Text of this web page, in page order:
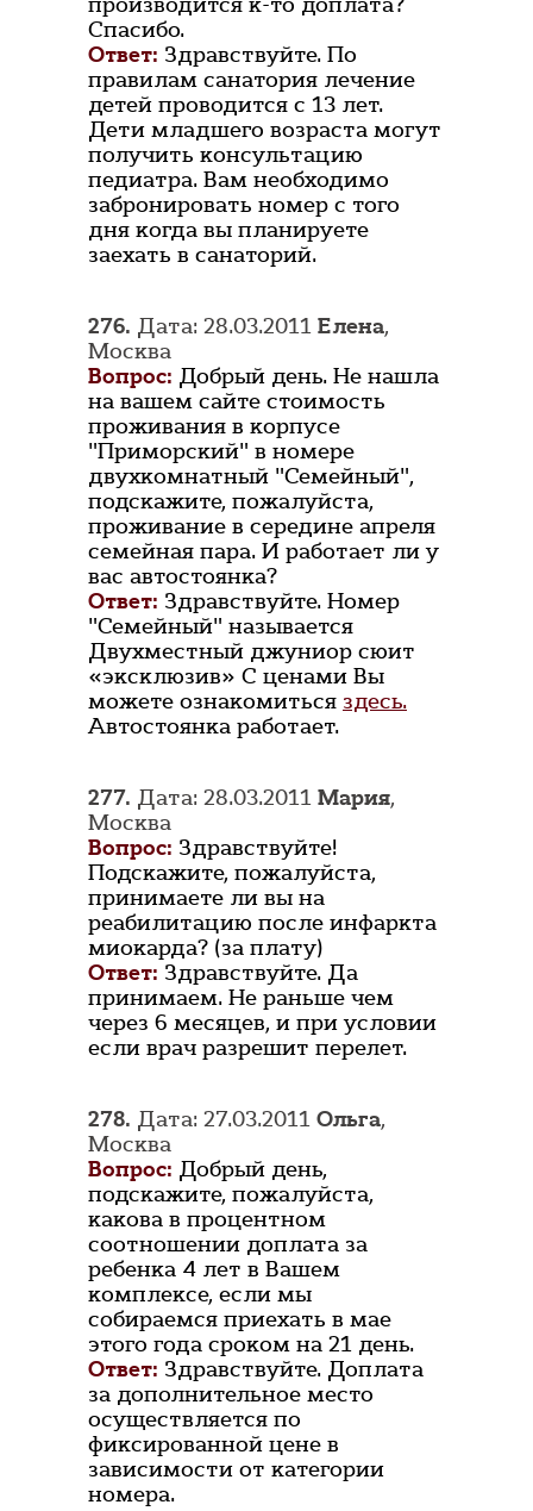
Спасибо.
Ответ: Здравствуйте. По
правилам санатория лечение
детей проводится с 13 лет.
Дети младшего возраста могут
получить консультацию
педиатра. Вам необходимо
забронировать номер с того
дня когда вы планируете
заехать в санаторий.
276. Дата: 28.03.2011 Елена,
Москва
Вопрос: Добрый день. Не нашла
на вашем сайте стоимость
проживания в корпусе
"Приморский" в номере
двухкомнатный "Семейный",
подскажите, пожалуйста,
проживание в середине апреля
семейная пара. И работает ли у
вас автостоянка?
Ответ: Здравствуйте. Номер
"Семейный" называется
Двухместный джуниор сюит
«эксклюзив» С ценами Вы
можете ознакомиться здесь.
Автостоянка работает.
277. Дата: 28.03.2011 Мария,
Москва
Вопрос: Здравствуйте!
Подскажите, пожалуйста,
принимаете ли вы на
реабилитацию после инфаркта
миокарда? (за плату)
Ответ: Здравствуйте. Да
принимаем. Не раньше чем
через 6 месяцев, и при условии
если врач разрешит перелет.
278. Дата: 27.03.2011 Ольга,
Москва
Вопрос: Добрый день,
подскажите, пожалуйста,
какова в процентном
соотношении доплата за
ребенка 4 лет в Вашем
комплексе, если мы
собираемся приехать в мае
этого года сроком на 21 день.
Ответ: Здравствуйте. Доплата
за дополнительное место
осуществляется по
фиксированной цене в
зависимости от категории
номера.